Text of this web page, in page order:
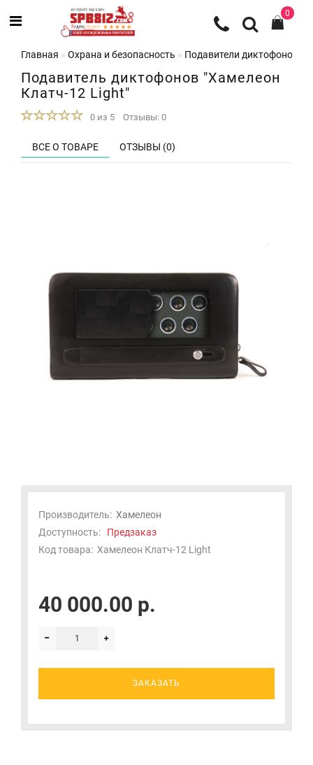
0
Главная Охрана и безопасность Подавители диктофонов
Подавитель диктофонов "Хамелеон
Клатч-12 Light"
0 из 5 Отзывы: 0
ВСЕ О ТОВАРЕ ОТЗЫВЫ (0)
Производитель: Хамелеон
Доступность: Предзаказ
Код товара: Хамелеон Клатч-12 Light
40 000.00 р.
ЗАКАЗАТЬ